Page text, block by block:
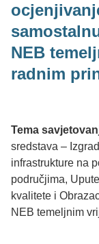
NEB
radnim
Tema
sredstava –
infrastrukture na
područjima,
kvalitete i
NEB temeljnim